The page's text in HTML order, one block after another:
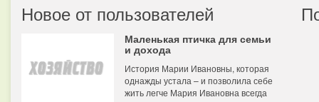
Новое от пользователей
Маленькая птичка для семьи
и дохода
История Марии Ивановны, которая
однажды устала – и позволила себе
жить легче Мария Ивановна всегда